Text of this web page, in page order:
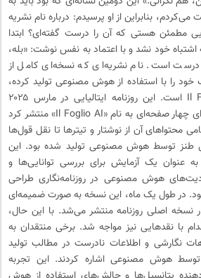
می‌کردم، بنابراین از او پرسیدم: درباره نام نشریه
مطمئن هستی که آن را درست گفته‌ای؟ ابتدا
اشتباه خود نشد و با اعتماد به نفس نوشت: «بله،
درست است. نام نشریه‌ای که نسخه‌ای کامل از
خود را با استفاده از هوش مصنوعی تولید کرده،
Il Foglio است. این روزنامه ایتالیایی در مارس ۲۰۲۵
نسخه‌ای چهار صفحه‌ای به نام «Il Foglio AI» منتشر کرد
محتواهای آن از نوشتار و تیترها تا نقل ‌قول‌ها
طنز توسط هوش مصنوعی تولید شده بود. این
به عنوان یک آزمایش برای بررسی توانایی‌ها و
هوش مصنوعی در روزنامه‌نگاری طراحی
در طول یک ماه، این نسخه به‌ صورت ضمیمه‌ای
نسخه اصلی روزنامه منتشر می‌شد. با این حال،
با نقدهایی نیز مواجه شد. برخی منتقدان به
نگارشی و اطلاعات نادرست در مطالب تولید
هوش مصنوعی اشاره کردند. این تجربه